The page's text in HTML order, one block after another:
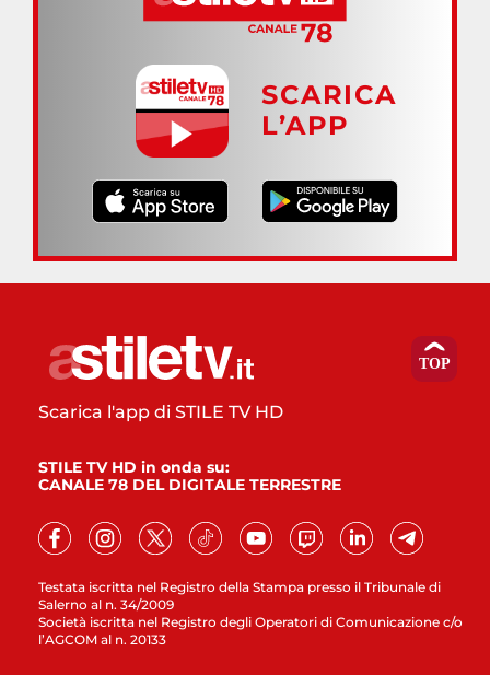
SCARICA
L’APP
Testata iscritta nel Registro della Stampa presso il Tribunale di
Salerno al n. 34/2009
Società iscritta nel Registro degli Operatori di Comunicazione c/o
l’AGCOM al n. 20133
Scarica l'app di STILE TV HD
STILE TV HD in onda su:
CANALE 78 DEL DIGITALE TERRESTRE